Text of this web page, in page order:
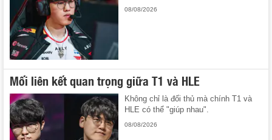
08/08/2026
Mối liên kết quan trọng giữa T1 và HLE
Không chỉ là đối thủ mà chính T1 và
HLE có thể "giúp nhau".
08/08/2026